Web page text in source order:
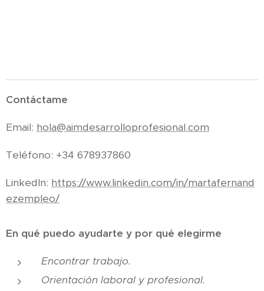
Contáctame
Email: hola@aimdesarrolloprofesional.com
Teléfono: +34 678937860
LinkedIn: https://www.linkedin.com/in/martafernand
ezempleo/
En qué puedo ayudarte y por qué elegirme
Encontrar trabajo.
Orientación laboral y profesional.